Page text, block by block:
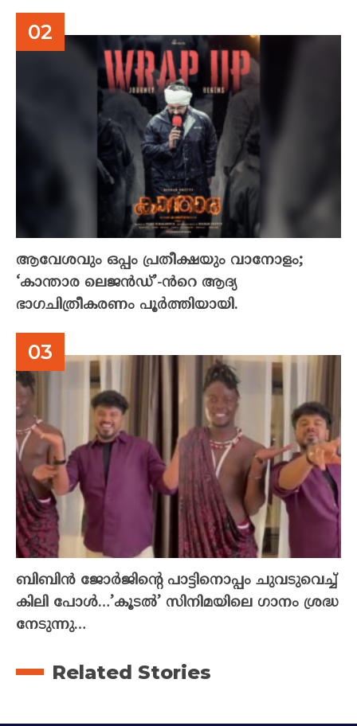
ആവേശവും ഒപ്പം പ്രതീക്ഷയും വാനോളം;
‘കാന്താര ലെജൻഡ്’-ൻറെ ആദ്യ
ഭാഗചിത്രീകരണം പൂർത്തിയായി.
ബിബിൻ ജോർജിന്റെ പാട്ടിനൊപ്പം ചുവടുവെച്ച്
കിലി പോൾ…’കൂടൽ’ സിനിമയിലെ ഗാനം ശ്രദ്ധ
നേടുന്നു…
Related Stories